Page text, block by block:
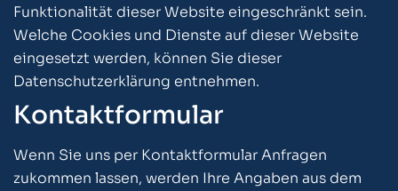
Funktionalität dieser Website eingeschränkt sein.
Welche Cookies und Dienste auf dieser Website
eingesetzt werden, können Sie dieser
Datenschutzerklärung entnehmen.
Kontaktformular
Wenn Sie uns per Kontaktformular Anfragen
zukommen lassen, werden Ihre Angaben aus dem